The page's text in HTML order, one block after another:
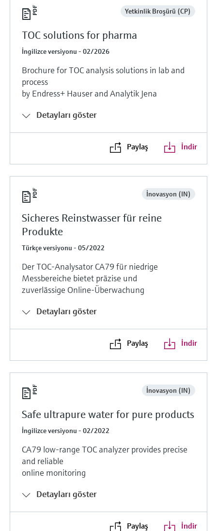
Yetkinlik Broşürü (CP)
TOC solutions for pharma
İngilizce versiyonu - 02/2026
Brochure for TOC analysis solutions in lab and
process
by Endress+ Hauser and Analytik Jena
Detayları göster
Paylaş İndir
İnovasyon (IN)
Sicheres Reinstwasser für reine
Produkte
Türkçe versiyonu - 05/2022
Der TOC-Analysator CA79 für niedrige
Messbereiche bietet präzise und
zuverlässige Online-Überwachung
Detayları göster
Paylaş İndir
İnovasyon (IN)
Safe ultrapure water for pure products
İngilizce versiyonu - 02/2022
CA79 low-range TOC analyzer provides precise
and reliable
online monitoring
Detayları göster
Paylaş İndir